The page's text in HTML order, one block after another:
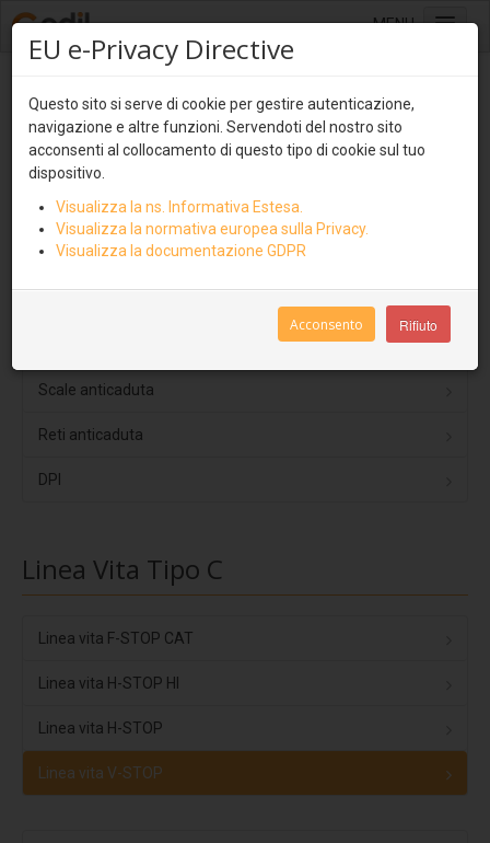
MENU
Sistemi di copertura
Lastre multistrato
Coverib 850
Steelpiù
Sistemi isolati e ventilati
Ventilcover
Smart Drain
Stratigrafie
Sistemi anticaduta - Linea Vita
Dispositivi TIPO C
Dispositivi TIPO D
Dispositivi TIPO A
Scale anticaduta
Reti anticaduta
DPI
Linea Vita Tipo C
Linea vita F-STOP CAT
Linea vita H-STOP HI
Linea vita H-STOP
Linea vita V-STOP
EU e-Privacy Directive
Questo sito si serve di cookie per gestire autenticazione,
navigazione e altre funzioni. Servendoti del nostro sito
acconsenti al collocamento di questo tipo di cookie sul tuo
dispositivo.
Visualizza la ns. Informativa Estesa.
Visualizza la normativa europea sulla Privacy.
Visualizza la documentazione GDPR
Acconsento Rifiuto